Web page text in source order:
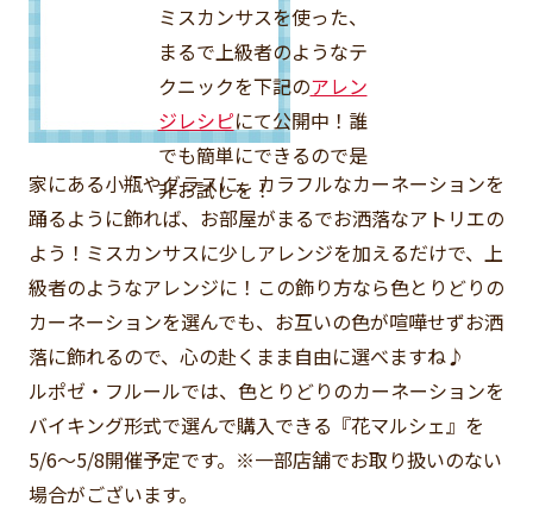
ミスカンサスを使った、
まるで上級者のようなテ
クニックを下記のアレン
ジレシピにて公開中！誰
でも簡単にできるので是
非お試しを！
家にある小瓶やグラスに、カラフルなカーネーションを
踊るように飾れば、お部屋がまるでお洒落なアトリエの
よう！ミスカンサスに少しアレンジを加えるだけで、上
級者のようなアレンジに！この飾り方なら色とりどりの
カーネーションを選んでも、お互いの色が喧嘩せずお洒
落に飾れるので、心の赴くまま自由に選べますね♪
ルポゼ・フルールでは、色とりどりのカーネーションを
バイキング形式で選んで購入できる『花マルシェ』を
5/6〜5/8開催予定です。※一部店舗でお取り扱いのない
場合がございます。